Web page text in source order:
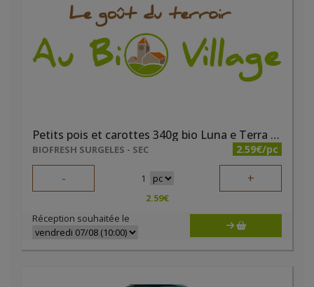
Petits pois et carottes 340g bio Luna e Terra DEMETER
BIOFRESH SURGELES - SEC 2.59€/pc
- 1 +
2.59€
Réception souhaitée le